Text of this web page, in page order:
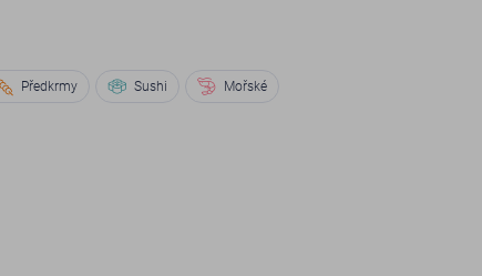
Předkrmy Sushi Mořské